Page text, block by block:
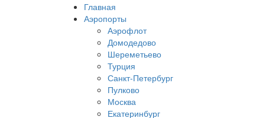
Главная
Аэропорты
Аэрофлот
Домодедово
Шереметьево
Турция
Санкт-Петербург
Пулково
Москва
Екатеринбург